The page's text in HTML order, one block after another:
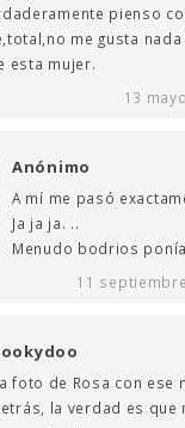
pienso
me gusta nada
esta mujer.
13
Anónimo
A mí me pasó
Ja ja ja. ..
Menudo bodrios
11
foto de Rosa con ese
la verdad es que